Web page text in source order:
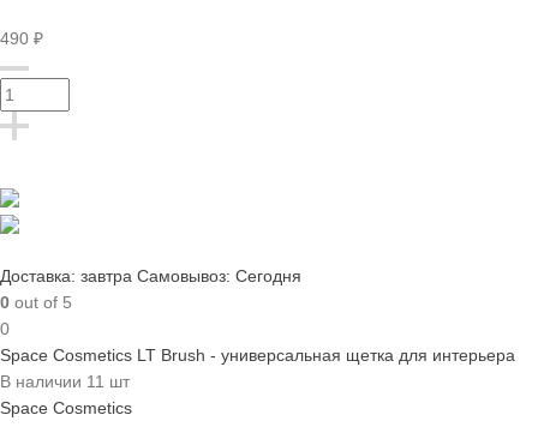
490 ₽
Доставка: завтра Самовывоз: Сегодня
0 out of 5
0
Space Cosmetics LT Brush - универсальная щетка для интерьера
В наличии 11 шт
Space Cosmetics